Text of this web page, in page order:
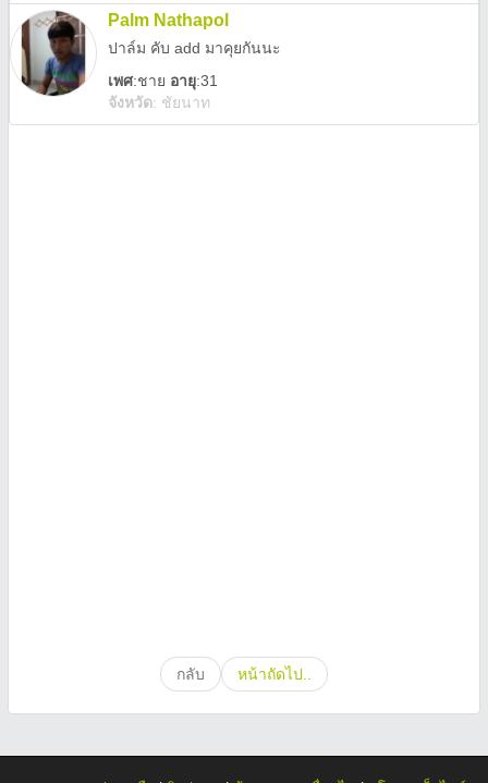
Palm Nathapol
ปาล์ม คับ add มาคุยกันนะ
เพศ:ชาย อายุ:31
จังหวัด: ชัยนาท
กลับ หน้าถัดไป..